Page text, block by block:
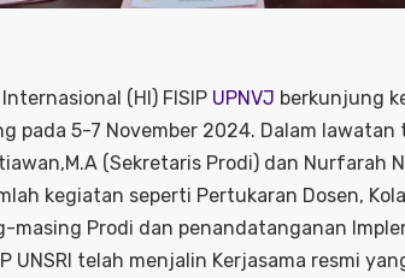
(HI) FISIP UPNVJ berkunjung
pada 5-7 November 2024. Dalam lawatan
(Sekretaris Prodi) dan Nurfarah
kegiatan seperti Pertukaran Dosen,
masing Prodi dan penandatanganan
UNSRI telah menjalin Kerjasama resmi